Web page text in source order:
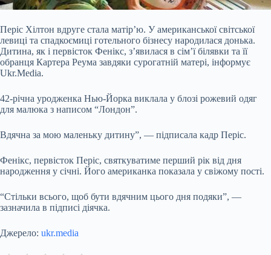
Періс Хілтон вдруге стала матір’ю. У американської світської
левиці та спадкоємиці готельного бізнесу народилася донька.
Дитина, як і первісток Фенікс, з’явилася в сім’ї білявки та її
обранця Картера Реума завдяки сурогатній матері, інформує
Ukr.Media.
42-річна уродженка Нью-Йорка виклала у блозі рожевий одяг
для малюка з написом “Лондон”.
Вдячна за мою маленьку дитину”, — підписала кадр Періс.
Фенікс, первісток Періс, святкуватиме перший рік від дня
народження у січні. Його американка показала у свіжому пості.
“Стільки всього, щоб бути вдячним цього дня подяки”, —
зазначила в підписі діячка.
Джерело: ukr.media